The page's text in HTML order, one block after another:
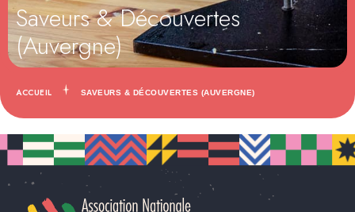
Saveurs & Découvertes
(Auvergne)
ACCUEIL SAVEURS & DÉCOUVERTES (AUVERGNE)